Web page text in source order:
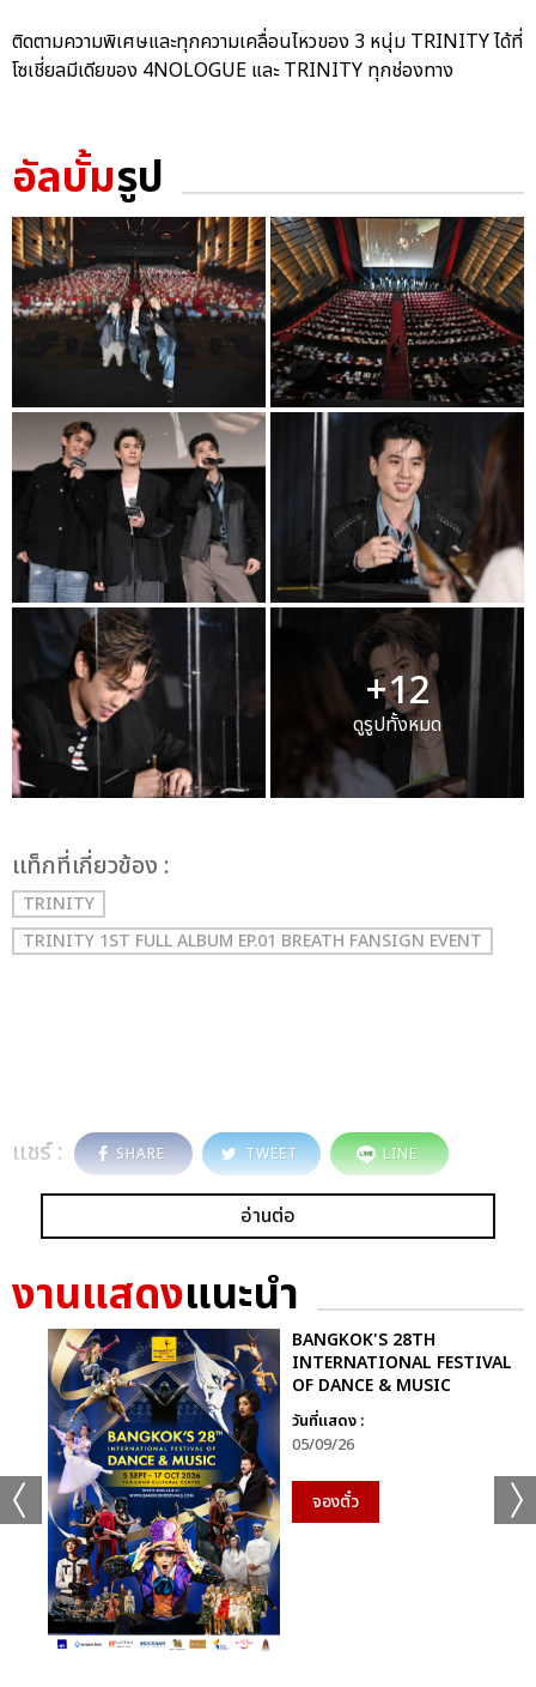
ติดตามความพิเศษและทุกความเคลื่อนไหวของ 3 หนุ่ม TRINITY ได้ที่
โซเชี่ยลมีเดียของ 4NOLOGUE และ TRINITY ทุกช่องทาง
อัลบั้มรูป
+12
ดูรูปทั้งหมด
เเท็กที่เกี่ยวข้อง :
TRINITY
TRINITY 1ST FULL ALBUM EP.01 BREATH FANSIGN EVENT
แชร์ : SHARE TWEET LINE
อ่านต่อ
งานแสดงแนะนำ
BANGKOK'S 28TH
INTERNATIONAL FESTIVAL
OF DANCE & MUSIC
วันที่แสดง :
05/09/26
จองตั๋ว